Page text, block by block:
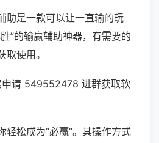
助是一款可以让一直输的玩
”的输赢辅助神器，有需要的
使用。
申请 549552478 进群获取软
轻松成为“必赢”。其操作方式